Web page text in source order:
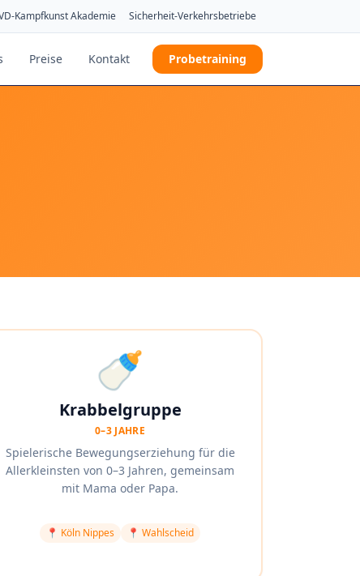
Kampfkunst Akademie Sicherheit-Verkehrsbetriebe
Preise Kontakt Probetraining
🍼
Krabbelgruppe
0–3 JAHRE
Spielerische Bewegungserziehung für die
Allerkleinsten von 0–3 Jahren, gemeinsam
mit Mama oder Papa.
📍 Köln Nippes 📍 Wahlscheid